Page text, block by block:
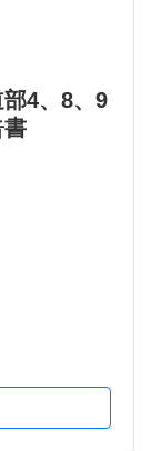
4、8、9
書